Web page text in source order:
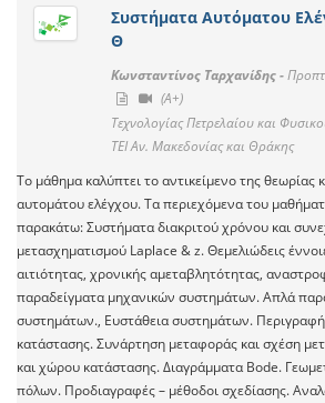
Συστήματα Αυτόματου
Θ
Κωνσταντίνος Ταρχανίδης -
(A+)
Τεχνολογίας Πετρελαίου και
ΤΕΙ Αν. Μακεδονίας και Θράκης
Το μάθημα καλύπτει το αντικείμενο της θεωρίας
αυτομάτου ελέγχου. Τα περιεχόμενα του
παρακάτω: Συστήματα διακριτού χρόνου και
μετασχηματισμού Laplace & z. Θεμελιώδεις
αιτιότητας, χρονικής αμεταβλητότητας,
παραδείγματα μηχανικών συστημάτων. Απλά
συστημάτων., Ευστάθεια συστημάτων.
κατάστασης. Συνάρτηση μεταφοράς και σχέση
και χώρου κατάστασης. Διαγράμματα Bode.
πόλων. Προδιαγραφές – μέθοδοι σχεδίασης.